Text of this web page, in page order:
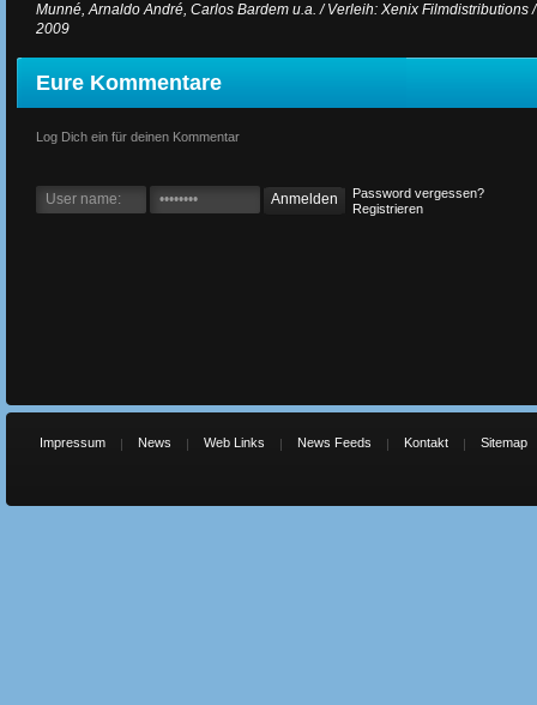
Munné, Arnaldo André, Carlos Bardem u.a. / Verleih: Xenix Filmdistributions
2009
Eure Kommentare
Log Dich ein für deinen Kommentar
Password vergessen?
Registrieren
Impressum News Web Links News Feeds Kontakt Sitemap